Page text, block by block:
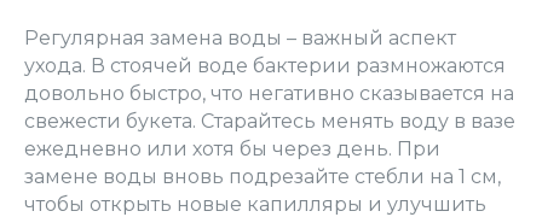
Регулярная замена воды – важный аспект
ухода. В стоячей воде бактерии размножаются
довольно быстро, что негативно сказывается на
свежести букета. Старайтесь менять воду в вазе
ежедневно или хотя бы через день. При
замене воды вновь подрезайте стебли на 1 см,
чтобы открыть новые капилляры и улучшить